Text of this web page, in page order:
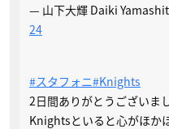
— 山下大輝 Daiki
24
#スタフォニ#Knights
2日間ありがとうございま
Knightsといると心がほか